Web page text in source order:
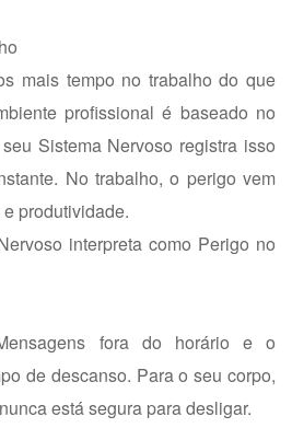
mais tempo no trabalho do que
profissional é baseado no
Sistema Nervoso registra isso
No trabalho, o perigo vem
produtividade.
interpreta como Perigo no
fora do horário e o
de descanso. Para o seu corpo,
está segura para desligar.